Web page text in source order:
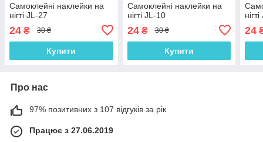
Самоклейні наклейки на
нігті JL-27
24 ₴ 30 ₴
Купити
Самоклейні наклейки на
нігті JL-10
24₴ 30 ₴
Купити
24
Про нас
97% позитивних з 107 відгуків за рік
Працює з 27.06.2019